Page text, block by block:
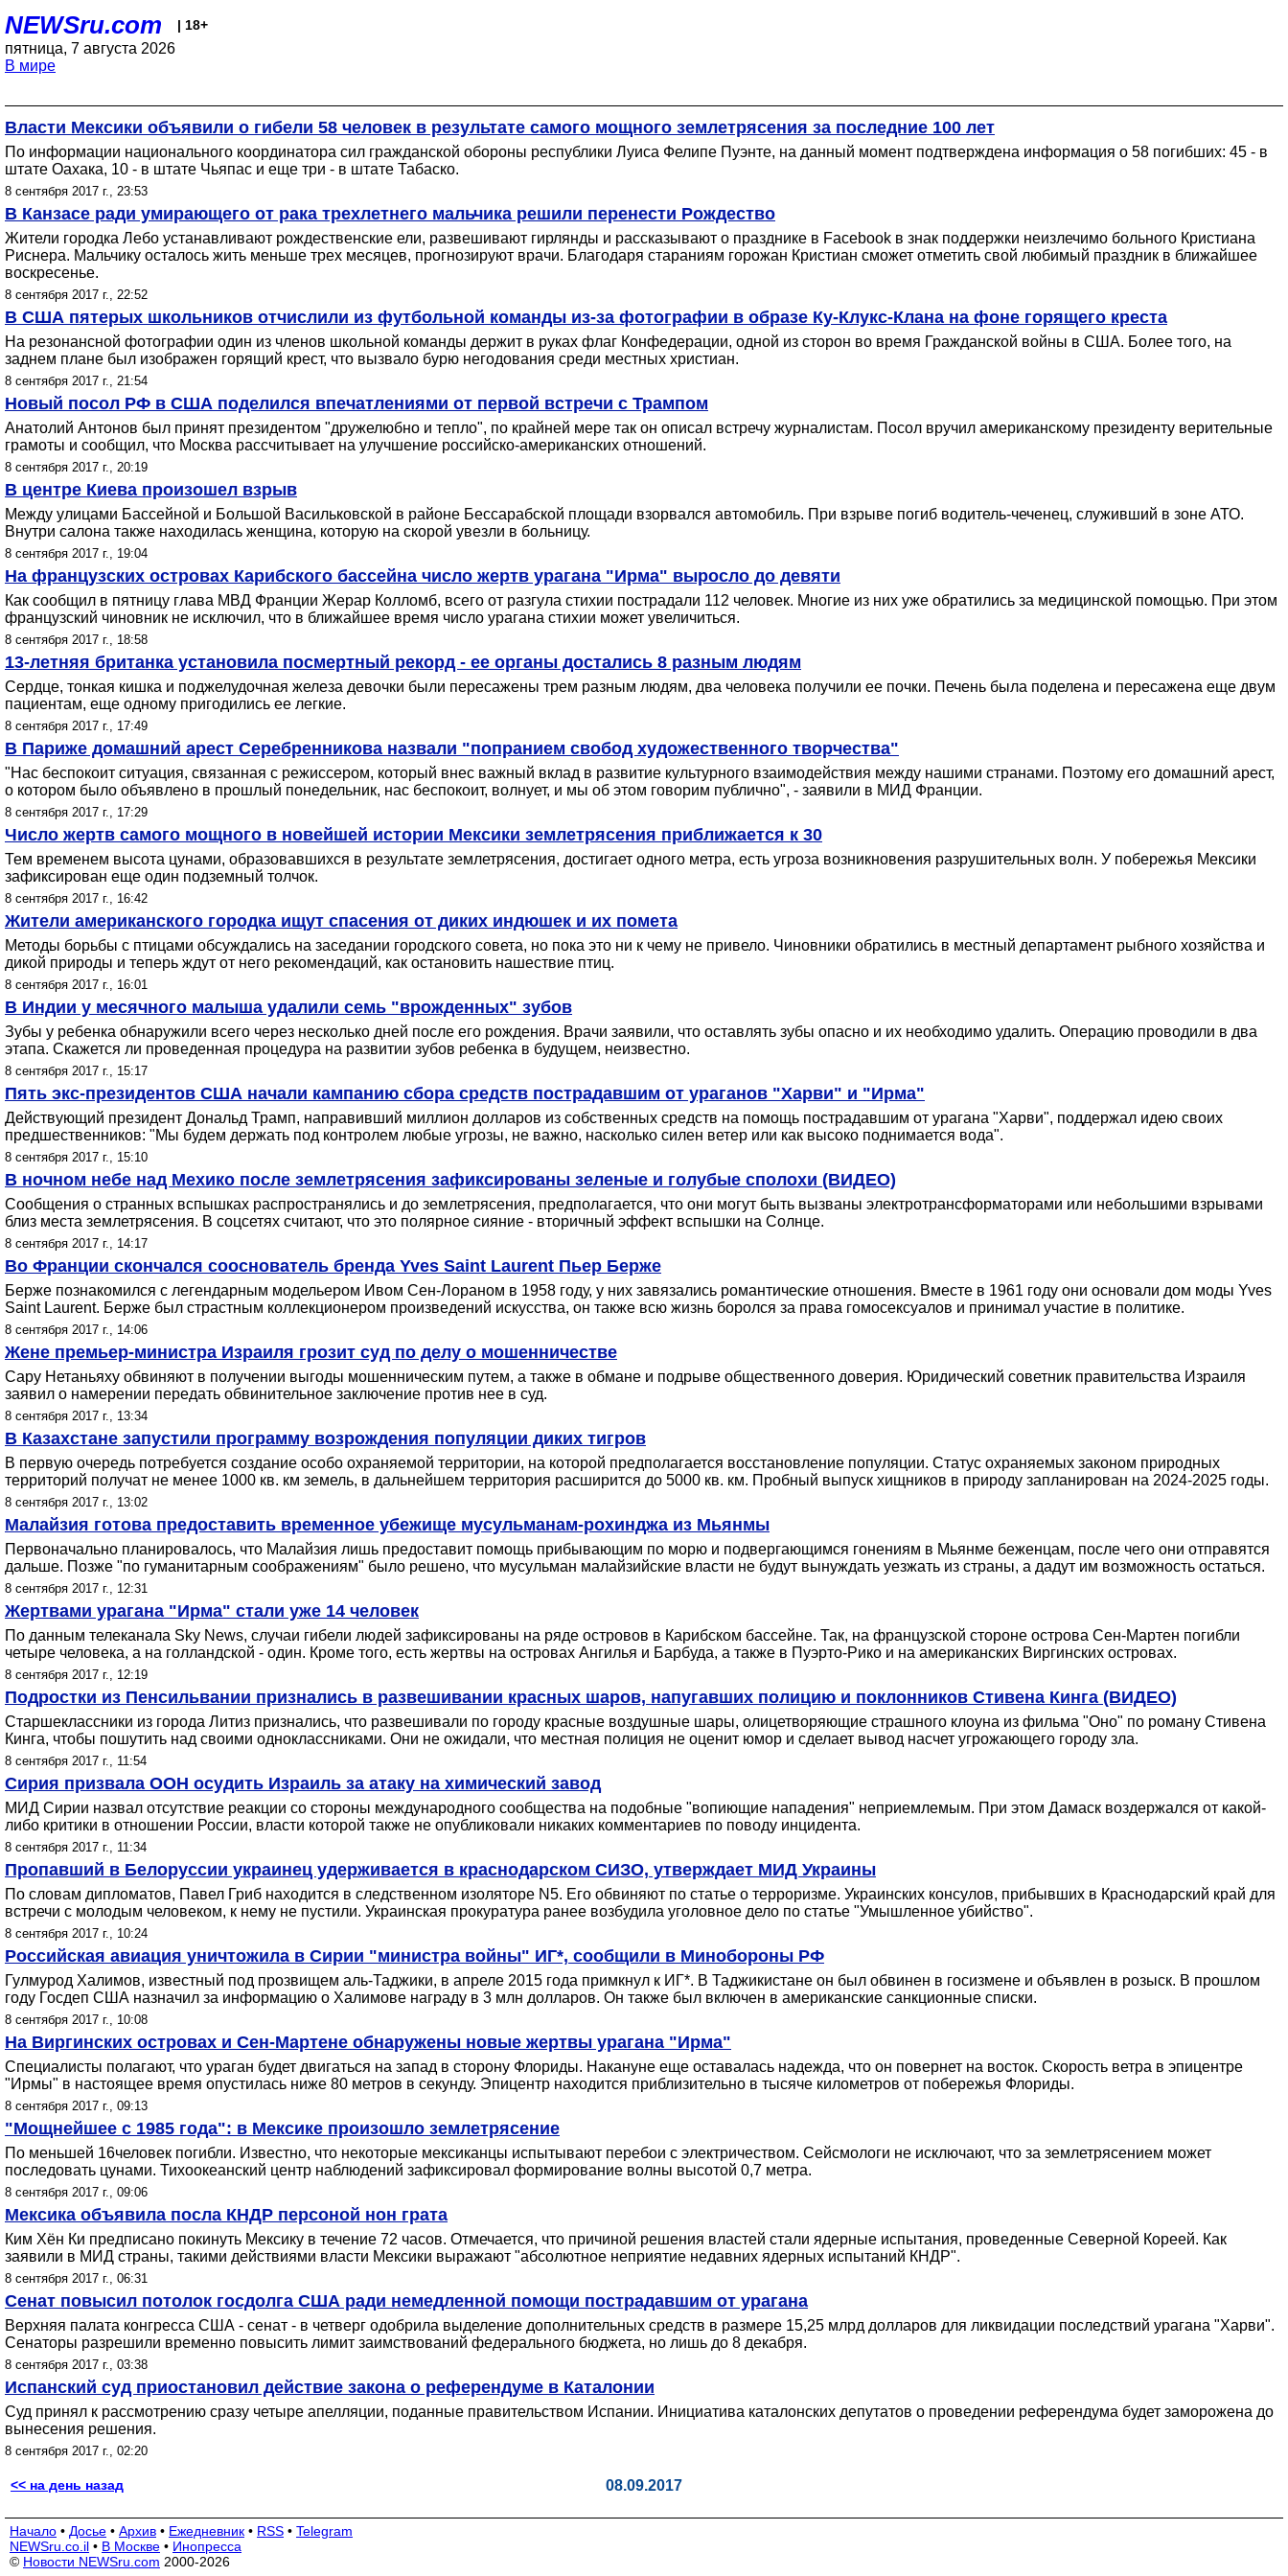
NEWSru.com | 18+
пятница, 7 августа 2026
В мире
Власти Мексики объявили о гибели 58 человек в результате самого мощного землетрясения за последние 100 лет
По информации национального координатора сил гражданской обороны республики Луиса Фелипе Пуэнте, на данный момент подтверждена информация о 58 погибших: 45 - в
штате Оахака, 10 - в штате Чьяпас и еще три - в штате Табаско.
8 сентября 2017 г., 23:53
В Канзасе ради умирающего от рака трехлетнего мальчика решили перенести Рождество
Жители городка Лебо устанавливают рождественские ели, развешивают гирлянды и рассказывают о празднике в Facebook в знак поддержки неизлечимо больного Кристиана
Риснера. Мальчику осталось жить меньше трех месяцев, прогнозируют врачи. Благодаря стараниям горожан Кристиан сможет отметить свой любимый праздник в ближайшее
воскресенье.
8 сентября 2017 г., 22:52
В США пятерых школьников отчислили из футбольной команды из-за фотографии в образе Ку-Клукс-Клана на фоне горящего креста
На резонансной фотографии один из членов школьной команды держит в руках флаг Конфедерации, одной из сторон во время Гражданской войны в США. Более того, на
заднем плане был изображен горящий крест, что вызвало бурю негодования среди местных христиан.
8 сентября 2017 г., 21:54
Новый посол РФ в США поделился впечатлениями от первой встречи с Трампом
Анатолий Антонов был принят президентом "дружелюбно и тепло", по крайней мере так он описал встречу журналистам. Посол вручил американскому президенту верительные
грамоты и сообщил, что Москва рассчитывает на улучшение российско-американских отношений.
8 сентября 2017 г., 20:19
В центре Киева произошел взрыв
Между улицами Бассейной и Большой Васильковской в районе Бессарабской площади взорвался автомобиль. При взрыве погиб водитель-чеченец, служивший в зоне АТО.
Внутри салона также находилась женщина, которую на скорой увезли в больницу.
8 сентября 2017 г., 19:04
На французских островах Карибского бассейна число жертв урагана "Ирма" выросло до девяти
Как сообщил в пятницу глава МВД Франции Жерар Колломб, всего от разгула стихии пострадали 112 человек. Многие из них уже обратились за медицинской помощью. При этом
французский чиновник не исключил, что в ближайшее время число урагана стихии может увеличиться.
8 сентября 2017 г., 18:58
13-летняя британка установила посмертный рекорд - ее органы достались 8 разным людям
Cердце, тонкая кишка и поджелудочная железа девочки были пересажены трем разным людям, два человека получили ее почки. Печень была поделена и пересажена еще двум
пациентам, еще одному пригодились ее легкие.
8 сентября 2017 г., 17:49
В Париже домашний арест Серебренникова назвали "попранием свобод художественного творчества"
"Нас беспокоит ситуация, связанная с режиссером, который внес важный вклад в развитие культурного взаимодействия между нашими странами. Поэтому его домашний арест,
о котором было объявлено в прошлый понедельник, нас беспокоит, волнует, и мы об этом говорим публично", - заявили в МИД Франции.
8 сентября 2017 г., 17:29
Число жертв самого мощного в новейшей истории Мексики землетрясения приближается к 30
Тем временем высота цунами, образовавшихся в результате землетрясения, достигает одного метра, есть угроза возникновения разрушительных волн. У побережья Мексики
зафиксирован еще один подземный толчок.
8 сентября 2017 г., 16:42
Жители американского городка ищут спасения от диких индюшек и их помета
Методы борьбы с птицами обсуждались на заседании городского совета, но пока это ни к чему не привело. Чиновники обратились в местный департамент рыбного хозяйства и
дикой природы и теперь ждут от него рекомендаций, как остановить нашествие птиц.
8 сентября 2017 г., 16:01
В Индии у месячного малыша удалили семь "врожденных" зубов
Зубы у ребенка обнаружили всего через несколько дней после его рождения. Врачи заявили, что оставлять зубы опасно и их необходимо удалить. Операцию проводили в два
этапа. Скажется ли проведенная процедура на развитии зубов ребенка в будущем, неизвестно.
8 сентября 2017 г., 15:17
Пять экс-президентов США начали кампанию сбора средств пострадавшим от ураганов "Харви" и "Ирма"
Действующий президент Дональд Трамп, направивший миллион долларов из собственных средств на помощь пострадавшим от урагана "Харви", поддержал идею своих
предшественников: "Мы будем держать под контролем любые угрозы, не важно, насколько силен ветер или как высоко поднимается вода".
8 сентября 2017 г., 15:10
В ночном небе над Мехико после землетрясения зафиксированы зеленые и голубые сполохи (ВИДЕО)
Сообщения о странных вспышках распространялись и до землетрясения, предполагается, что они могут быть вызваны электротрансформаторами или небольшими взрывами
близ места землетрясения. В соцсетях считают, что это полярное сияние - вторичный эффект вспышки на Солнце.
8 сентября 2017 г., 14:17
Во Франции скончался сооснователь бренда Yves Saint Laurent Пьер Берже
Берже познакомился с легендарным модельером Ивом Сен-Лораном в 1958 году, у них завязались романтические отношения. Вместе в 1961 году они основали дом моды Yves
Saint Laurent. Берже был страстным коллекционером произведений искусства, он также всю жизнь боролся за права гомосексуалов и принимал участие в политике.
8 сентября 2017 г., 14:06
Жене премьер-министра Израиля грозит суд по делу о мошенничестве
Сару Нетаньяху обвиняют в получении выгоды мошенническим путем, а также в обмане и подрыве общественного доверия. Юридический советник правительства Израиля
заявил о намерении передать обвинительное заключение против нее в суд.
8 сентября 2017 г., 13:34
В Казахстане запустили программу возрождения популяции диких тигров
В первую очередь потребуется создание особо охраняемой территории, на которой предполагается восстановление популяции. Статус охраняемых законом природных
территорий получат не менее 1000 кв. км земель, в дальнейшем территория расширится до 5000 кв. км. Пробный выпуск хищников в природу запланирован на 2024-2025 годы.
8 сентября 2017 г., 13:02
Малайзия готова предоставить временное убежище мусульманам-рохинджа из Мьянмы
Первоначально планировалось, что Малайзия лишь предоставит помощь прибывающим по морю и подвергающимся гонениям в Мьянме беженцам, после чего они отправятся
дальше. Позже "по гуманитарным соображениям" было решено, что мусульман малайзийские власти не будут вынуждать уезжать из страны, а дадут им возможность остаться.
8 сентября 2017 г., 12:31
Жертвами урагана "Ирма" стали уже 14 человек
По данным телеканала Sky News, случаи гибели людей зафиксированы на ряде островов в Карибском бассейне. Так, на французской стороне острова Сен-Мартен погибли
четыре человека, а на голландской - один. Кроме того, есть жертвы на островах Ангилья и Барбуда, а также в Пуэрто-Рико и на американских Виргинских островах.
8 сентября 2017 г., 12:19
Подростки из Пенсильвании признались в развешивании красных шаров, напугавших полицию и поклонников Стивена Кинга (ВИДЕО)
Старшеклассники из города Литиз признались, что развешивали по городу красные воздушные шары, олицетворяющие страшного клоуна из фильма "Оно" по роману Стивена
Кинга, чтобы пошутить над своими одноклассниками. Они не ожидали, что местная полиция не оценит юмор и сделает вывод насчет угрожающего городу зла.
8 сентября 2017 г., 11:54
Сирия призвала ООН осудить Израиль за атаку на химический завод
МИД Сирии назвал отсутствие реакции со стороны международного сообщества на подобные "вопиющие нападения" неприемлемым. При этом Дамаск воздержался от какой-
либо критики в отношении России, власти которой также не опубликовали никаких комментариев по поводу инцидента.
8 сентября 2017 г., 11:34
Пропавший в Белоруссии украинец удерживается в краснодарском СИЗО, утверждает МИД Украины
По словам дипломатов, Павел Гриб находится в следственном изоляторе N5. Его обвиняют по статье о терроризме. Украинских консулов, прибывших в Краснодарский край для
встречи с молодым человеком, к нему не пустили. Украинская прокуратура ранее возбудила уголовное дело по статье "Умышленное убийство".
8 сентября 2017 г., 10:24
Российская авиация уничтожила в Сирии "министра войны" ИГ*, сообщили в Минобороны РФ
Гулмурод Халимов, известный под прозвищем аль-Таджики, в апреле 2015 года примкнул к ИГ*. В Таджикистане он был обвинен в госизмене и объявлен в розыск. В прошлом
году Госдеп США назначил за информацию о Халимове награду в 3 млн долларов. Он также был включен в американские санкционные списки.
8 сентября 2017 г., 10:08
На Виргинских островах и Сен-Мартене обнаружены новые жертвы урагана "Ирма"
Специалисты полагают, что ураган будет двигаться на запад в сторону Флориды. Накануне еще оставалась надежда, что он повернет на восток. Скорость ветра в эпицентре
"Ирмы" в настоящее время опустилась ниже 80 метров в секунду. Эпицентр находится приблизительно в тысяче километров от побережья Флориды.
8 сентября 2017 г., 09:13
"Мощнейшее с 1985 года": в Мексике произошло землетрясение
По меньшей 16человек погибли. Известно, что некоторые мексиканцы испытывают перебои с электричеством. Сейсмологи не исключают, что за землетрясением может
последовать цунами. Тихоокеанский центр наблюдений зафиксировал формирование волны высотой 0,7 метра.
8 сентября 2017 г., 09:06
Мексика объявила посла КНДР персоной нон грата
Ким Хён Ки предписано покинуть Мексику в течение 72 часов. Отмечается, что причиной решения властей стали ядерные испытания, проведенные Северной Кореей. Как
заявили в МИД страны, такими действиями власти Мексики выражают "абсолютное неприятие недавних ядерных испытаний КНДР".
8 сентября 2017 г., 06:31
Сенат повысил потолок госдолга США ради немедленной помощи пострадавшим от урагана
Верхняя палата конгресса США - сенат - в четверг одобрила выделение дополнительных средств в размере 15,25 млрд долларов для ликвидации последствий урагана "Харви".
Сенаторы разрешили временно повысить лимит заимствований федерального бюджета, но лишь до 8 декабря.
8 сентября 2017 г., 03:38
Испанский суд приостановил действие закона о референдуме в Каталонии
Суд принял к рассмотрению сразу четыре апелляции, поданные правительством Испании. Инициатива каталонских депутатов о проведении референдума будет заморожена до
вынесения решения.
8 сентября 2017 г., 02:20
<< на день назад 08.09.2017
Начало • Досье • Архив • Ежедневник • RSS • Telegram
NEWSru.co.il • В Москве • Инопресса
© Новости NEWSru.com 2000-2026